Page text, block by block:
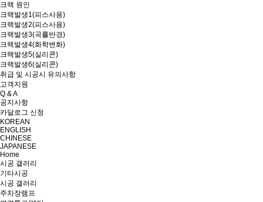
크랙 원인
크랙발생1(피스사용)
크랙발생2(피스사용)
크랙발생3(곡률반경)
크랙발생4(화학변화)
크랙발생5(실리콘)
크랙발생6(실리콘)
취급 및 시공시 유의사항
고객지원
Q & A
공지사항
카달로그 신청
KOREAN
ENGLISH
CHINESE
JAPANESE
Home
시공 갤러리
기타시공
시공 갤러리
주차장램프